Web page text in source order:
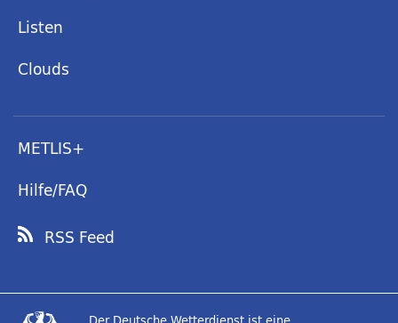
Listen
Clouds
METLIS+
Hilfe/FAQ
RSS Feed